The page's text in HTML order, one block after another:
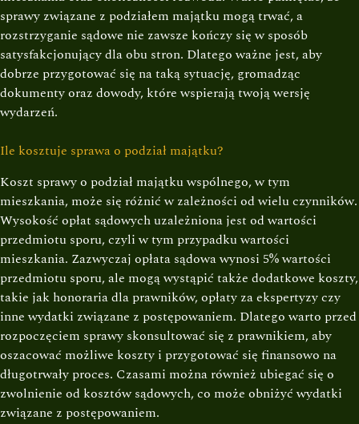
sprawy związane z podziałem majątku mogą trwać, a
rozstrzyganie sądowe nie zawsze kończy się w sposób
satysfakcjonujący dla obu stron. Dlatego ważne jest, aby
dobrze przygotować się na taką sytuację, gromadząc
dokumenty oraz dowody, które wspierają twoją wersję
wydarzeń.
Ile kosztuje sprawa o podział majątku?
Koszt sprawy o podział majątku wspólnego, w tym
mieszkania, może się różnić w zależności od wielu czynników.
Wysokość opłat sądowych uzależniona jest od wartości
przedmiotu sporu, czyli w tym przypadku wartości
mieszkania. Zazwyczaj opłata sądowa wynosi 5% wartości
przedmiotu sporu, ale mogą wystąpić także dodatkowe koszty,
takie jak honoraria dla prawników, opłaty za ekspertyzy czy
inne wydatki związane z postępowaniem. Dlatego warto przed
rozpoczęciem sprawy skonsultować się z prawnikiem, aby
oszacować możliwe koszty i przygotować się finansowo na
długotrwały proces. Czasami można również ubiegać się o
zwolnienie od kosztów sądowych, co może obniżyć wydatki
związane z postępowaniem.